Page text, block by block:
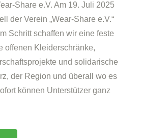
Share e.V. Am 19. Juli 2025
der Verein „Wear-Share e.V.“
Schritt schaffen wir eine feste
offenen Kleiderschränke,
und solidarische
der Region und überall wo es
können Unterstützer ganz